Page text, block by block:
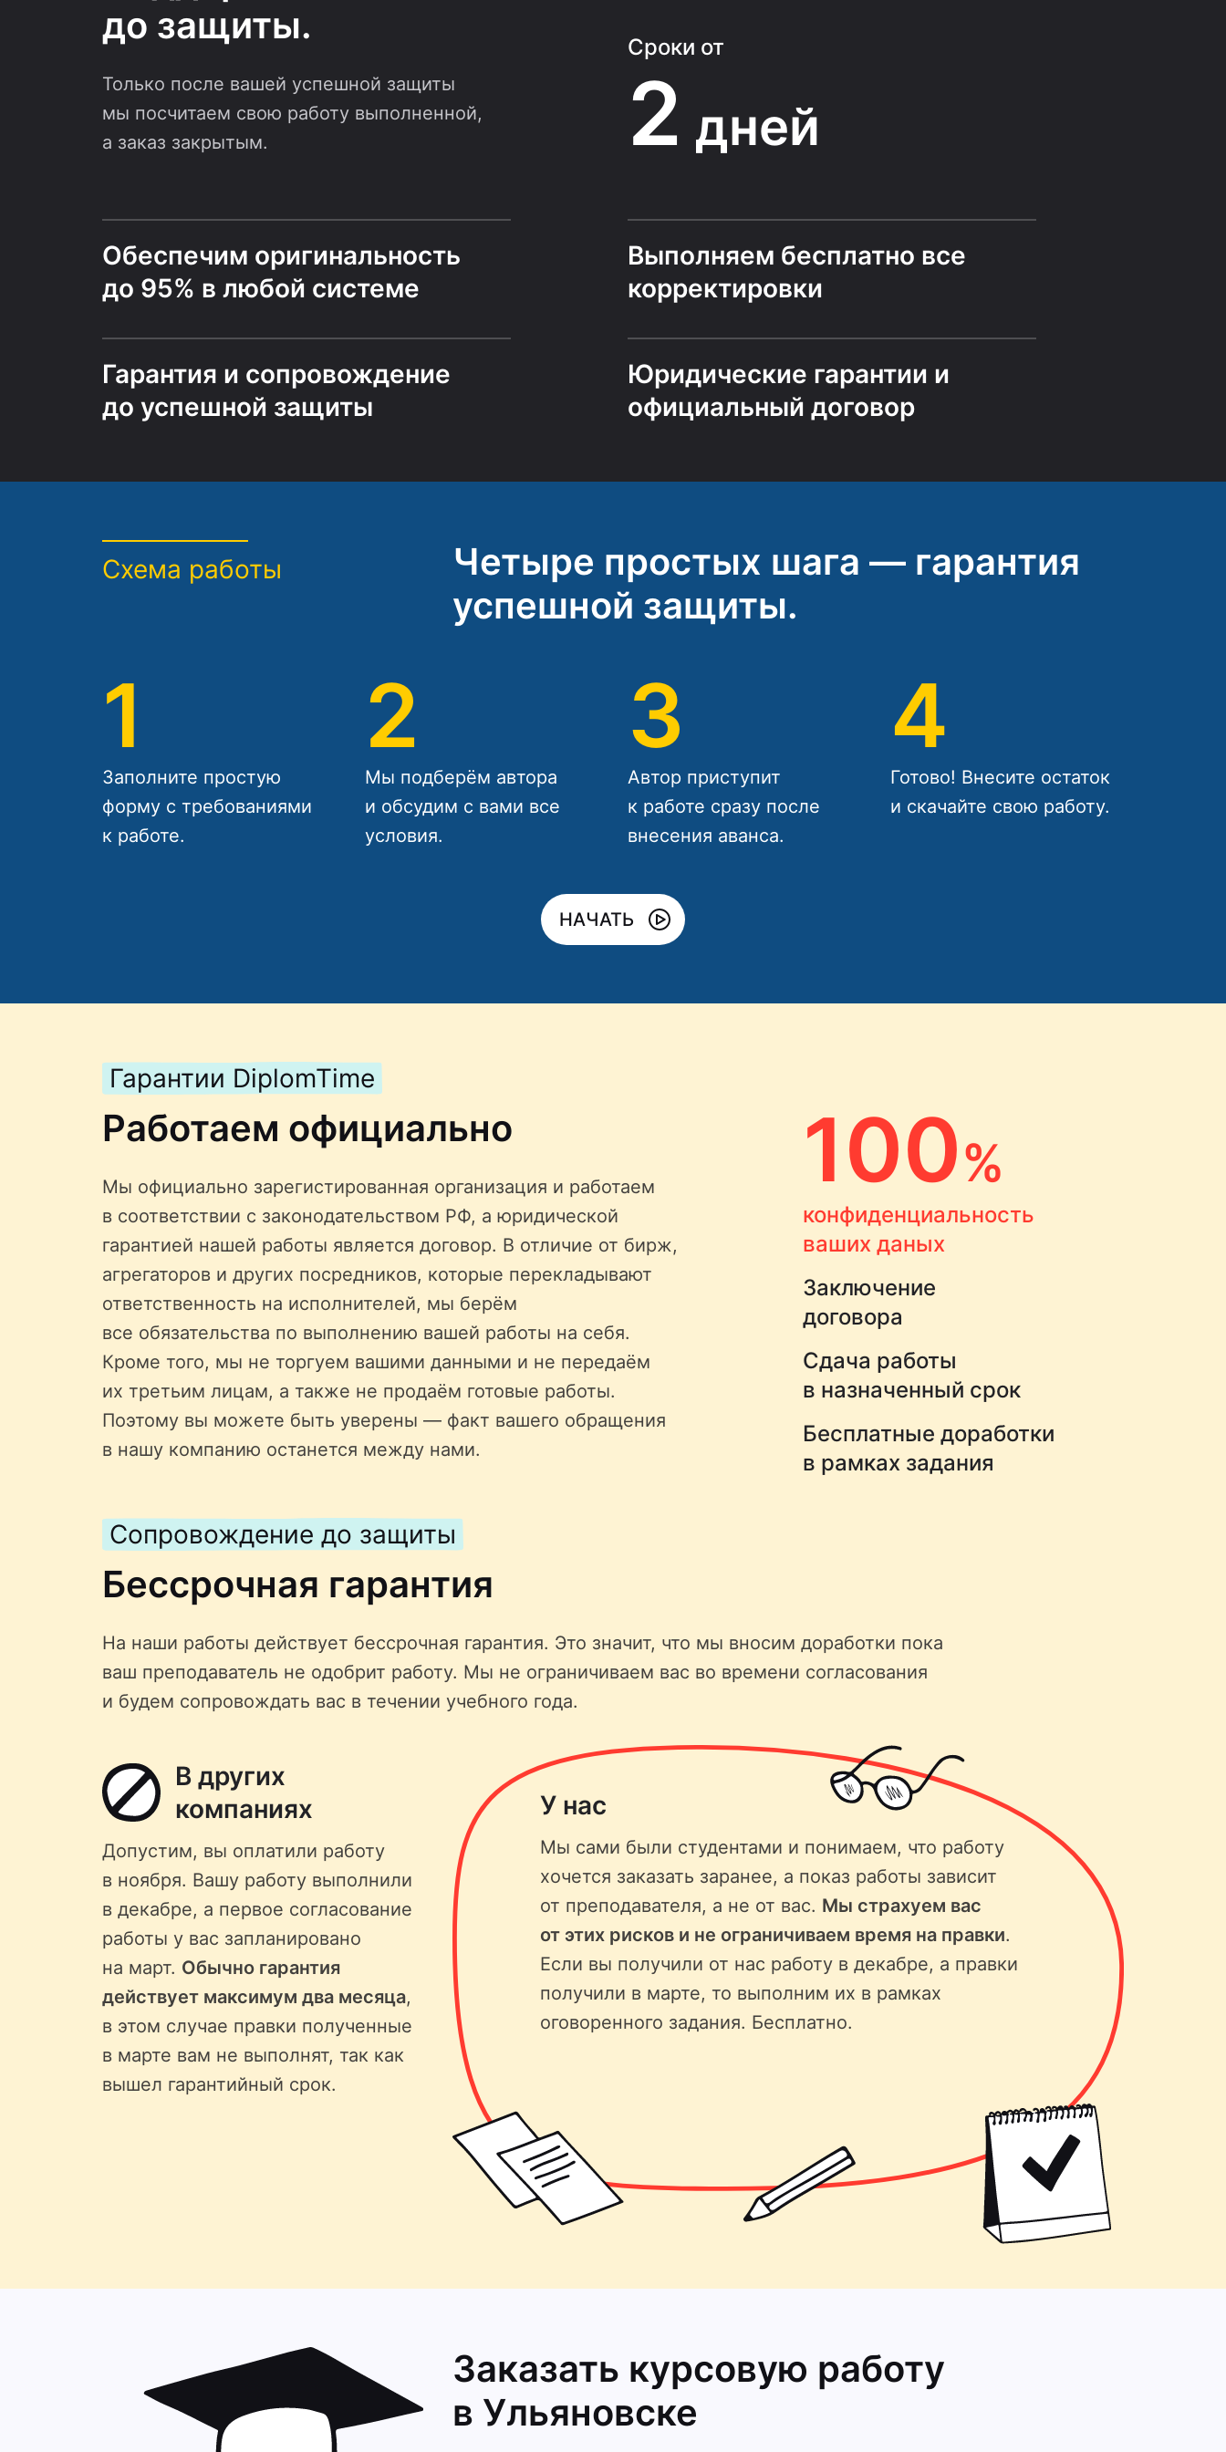
до защиты.
Только после вашей успешной защиты
мы посчитаем свою работу выполненной,
а заказ закрытым.
Сроки от
2 дней
Обеспечим оригинальность
до 95% в любой системе
Выполняем бесплатно все
корректировки
Гарантия и сопровождение
до успешной защиты
Юридические гарантии и
официальный договор
Схема работы
Четыре простых шага — гарантия
успешной защиты.
1
Заполните простую
форму с требованиями
к работе.
2
Мы подберём автора
и обсудим с вами все
условия.
3
Автор приступит
к работе сразу после
внесения аванса.
4
Готово! Внесите остаток
и скачайте свою работу.
НАЧАТЬ
Гарантии DiplomTime
Работаем официально
Мы официально зарегистированная организация и работаем
в соответствии с законодательством РФ, а юридической
гарантией нашей работы является договор. В отличие от бирж,
агрегаторов и других посредников, которые перекладывают
ответственность на исполнителей, мы берём
все обязательства по выполнению вашей работы на себя.
Кроме того, мы не торгуем вашими данными и не передаём
их третьим лицам, а также не продаём готовые работы.
Поэтому вы можете быть уверены — факт вашего обращения
в нашу компанию останется между нами.
100%
конфиденциальность
ваших даных
Заключение
договора
Сдача работы
в назначенный срок
Бесплатные доработки
в рамках задания
Сопровождение до защиты
Бессрочная гарантия
На наши работы действует бессрочная гарантия. Это значит, что мы вносим доработки пока
ваш преподаватель не одобрит работу. Мы не ограничиваем вас во времени согласования
и будем сопровождать вас в течении учебного года.
В других
компаниях
Допустим, вы оплатили работу
в ноября. Вашу работу выполнили
в декабре, а первое согласование
работы у вас запланировано
на март. Обычно гарантия
действует максимум два месяца,
в этом случае правки полученные
в марте вам не выполнят, так как
вышел гарантийный срок.
У нас
Мы сами были студентами и понимаем, что работу
хочется заказать заранее, а показ работы зависит
от преподавателя, а не от вас. Мы страхуем вас
от этих рисков и не ограничиваем время на правки.
Если вы получили от нас работу в декабре, а правки
получили в марте, то выполним их в рамках
оговоренного задания. Бесплатно.
Заказать курсовую работу
в Ульяновске